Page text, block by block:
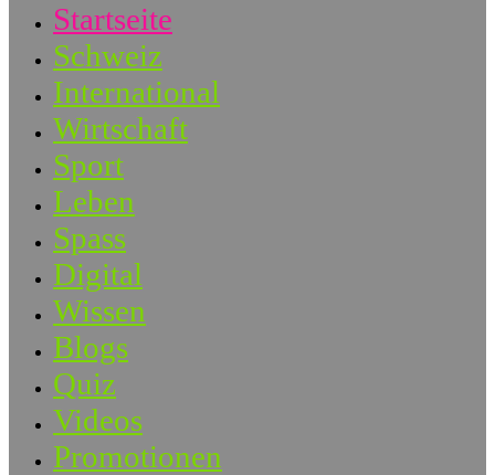
Startseite
Schweiz
International
Wirtschaft
Sport
Leben
Spass
Digital
Wissen
Blogs
Quiz
Videos
Promotionen